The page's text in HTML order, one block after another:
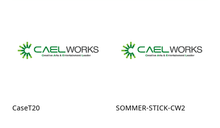
CaseT20 SOMMER-STICK-CW2